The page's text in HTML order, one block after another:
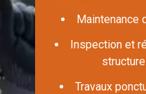
Maintenance
Inspection et
Travaux